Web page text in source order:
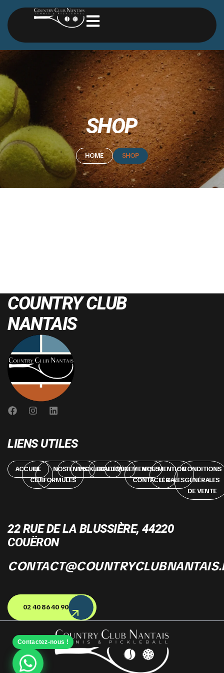
SHOP
HOME SHOP
COUNTRY CLUB
NANTAIS
LIENS UTILES
ACCUEIL
LE
CLUB
NOS
FORMULES
TENNISPICKLEBALL
BOUTIQUEÉVÉNEMENTS
NOUS
CONTACTER
MENTION
LÉGALES
CONDITIONS
GÉNÉRALES
DE VENTE
22 RUE DE LA BLUSSIÈRE, 44220
COUËRON
02 40 86 40 90
Contactez-nous !